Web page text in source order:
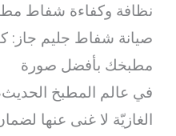
نظافة وكفاءة شفاط
صيانة شفاط جليم جاز:
مطبخك بأفضل صورة
في عالم المطبخ
الغازيّة لا غنى عنها